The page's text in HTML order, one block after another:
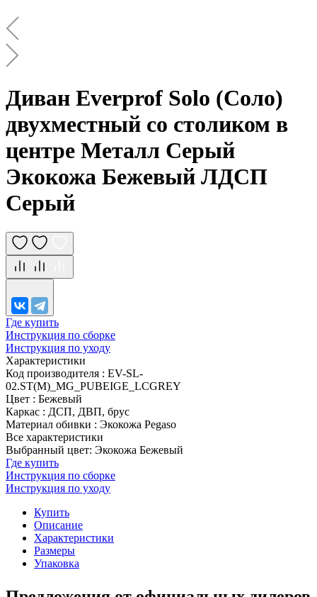
Диван Everprof Solo (Соло)
двухместный со столиком в
центре Металл Серый
Экокожа Бежевый ЛДСП
Серый
Где купить
Инструкция по сборке
Инструкция по уходу
Характеристики
Код производителя : EV-SL-
02.ST(M)_MG_PUBEIGE_LСGREY
Цвет : Бежевый
Каркас : ДСП, ДВП, брус
Материал обивки : Экокожа Pegaso
Все характеристики
Выбранный цвет: Экокожа Бежевый
Где купить
Инструкция по сборке
Инструкция по уходу
Купить
Описание
Характеристики
Размеры
Упаковка